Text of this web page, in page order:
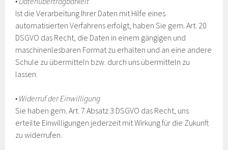
Ist die Verarbeitung Ihrer Daten mit Hilfe eines
automatisierten Verfahrens erfolgt, haben Sie gem. Art. 20
DSGVO das Recht, die Daten in einem gängigen und
maschinenlesbaren Format zu erhalten und an eine andere
Schule zu übermitteln bzw. durch uns übermitteln zu
lassen.
• Widerruf der Einwilligung
Sie haben gem. Art. 7 Absatz 3 DSGVO das Recht, uns
erteilte Einwilligungen jederzeit mit Wirkung für die Zukunft
zu widerrufen.